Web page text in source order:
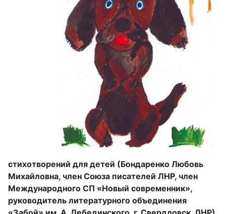
стихотворений для детей (Бондаренко Любовь
Михайловна, член Союза писателей ЛНР, член
Международного СП «Новый современник»,
руководитель литературного объединения